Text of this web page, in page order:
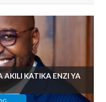
AKILI KATIKA ENZI YA